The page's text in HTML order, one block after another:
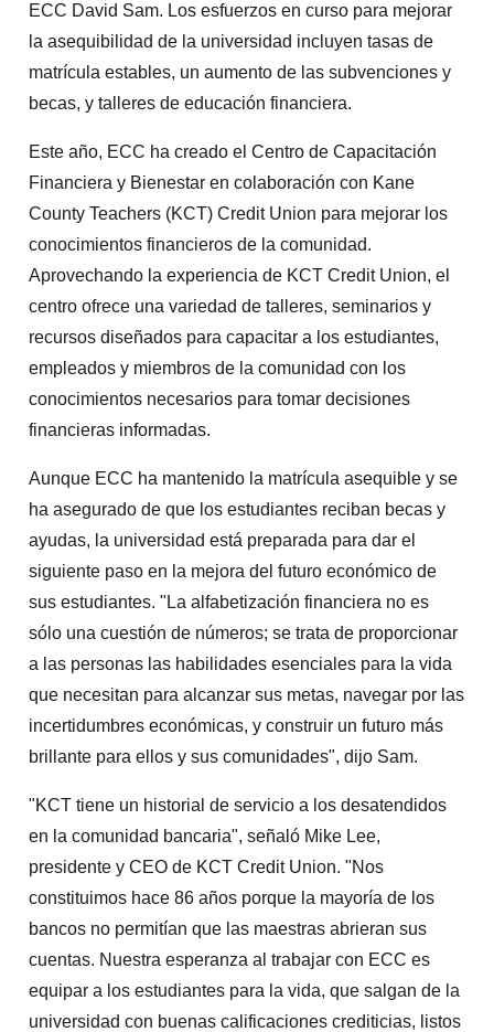
ECC David Sam. Los esfuerzos en curso para mejorar
la asequibilidad de la universidad incluyen tasas de
matrícula estables, un aumento de las subvenciones y
becas, y talleres de educación financiera.
Este año, ECC ha creado el Centro de Capacitación
Financiera y Bienestar en colaboración con Kane
County Teachers (KCT) Credit Union para mejorar los
conocimientos financieros de la comunidad.
Aprovechando la experiencia de KCT Credit Union, el
centro ofrece una variedad de talleres, seminarios y
recursos diseñados para capacitar a los estudiantes,
empleados y miembros de la comunidad con los
conocimientos necesarios para tomar decisiones
financieras informadas.
Aunque ECC ha mantenido la matrícula asequible y se
ha asegurado de que los estudiantes reciban becas y
ayudas, la universidad está preparada para dar el
siguiente paso en la mejora del futuro económico de
sus estudiantes. "La alfabetización financiera no es
sólo una cuestión de números; se trata de proporcionar
a las personas las habilidades esenciales para la vida
que necesitan para alcanzar sus metas, navegar por las
incertidumbres económicas, y construir un futuro más
brillante para ellos y sus comunidades", dijo Sam.
"KCT tiene un historial de servicio a los desatendidos
en la comunidad bancaria", señaló Mike Lee,
presidente y CEO de KCT Credit Union. "Nos
constituimos hace 86 años porque la mayoría de los
bancos no permitían que las maestras abrieran sus
cuentas. Nuestra esperanza al trabajar con ECC es
equipar a los estudiantes para la vida, que salgan de la
universidad con buenas calificaciones crediticias, listos